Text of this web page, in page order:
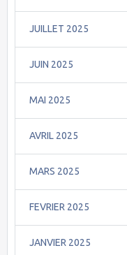
JUILLET 2025
JUIN 2025
MAI 2025
AVRIL 2025
MARS 2025
FEVRIER 2025
JANVIER 2025